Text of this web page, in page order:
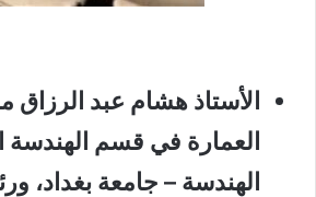
الأستاذ هشام عبد الرزاق
العمارة في قسم الهندسة
الهندسة – جامعة بغداد،